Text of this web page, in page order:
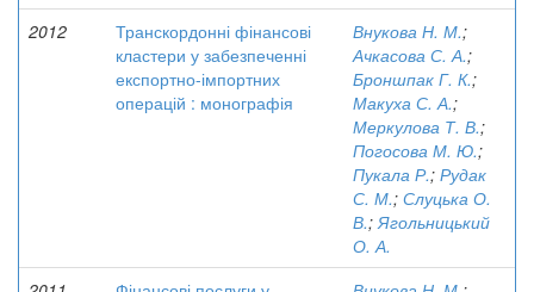
2012
Транскордонні фінансові
кластери у забезпеченні
експортно-імпортних
операцій : монографія
Внукова Н. М.;
Ачкасова С. А.;
Броншпак Г. К.;
Макуха С. А.;
Меркулова Т. В.;
Погосова М. Ю.;
Пукала Р.; Рудак
С. М.; Слуцька О.
В.;Ягольницький
О. А.